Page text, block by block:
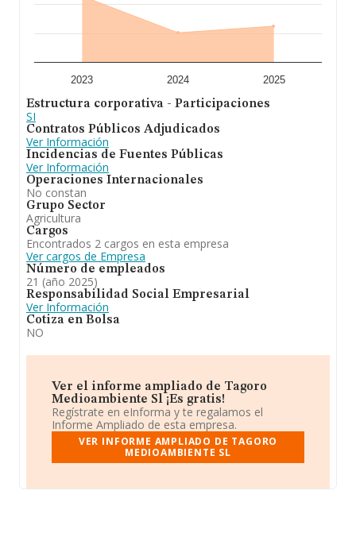
base de datos INFORMA constan 187 empresas, cuyas
ventas en 2024 han alcanzado los 11 millones de euros.
Con el fin de ampliar la información relativa a las
constitución.
en la sociedad tendra por objeto: la explotación agrícola
y forestal. la comercialización e industrializacion de los
productos y flora obtenidos en las fincas cuyo
aprovechamiento directo realice, sean propias o ajenas,
así. Ha experimentado un retroceso en el ranking de su
sector (Actividades de apoyo a la agricultura). En el
ranking de todas las empresas en el territorio nacional,
ha experimentado un retroceso.
2023 2024 2025
Estructura corporativa - Participaciones
SI
Contratos Públicos Adjudicados
Ver Información
Incidencias de Fuentes Públicas
Ver Información
Operaciones Internacionales
No constan
Grupo Sector
Agricultura
Cargos
Encontrados 2 cargos en esta empresa
Ver cargos de Empresa
Número de empleados
21 (año 2025)
Responsabilidad Social Empresarial
Ver Información
Cotiza en Bolsa
NO
Ver el informe ampliado de Tagoro
Medioambiente Sl ¡Es gratis!
Regístrate en eInforma y te regalamos el
Informe Ampliado de esta empresa.
VER INFORME AMPLIADO DE TAGORO
MEDIOAMBIENTE SL